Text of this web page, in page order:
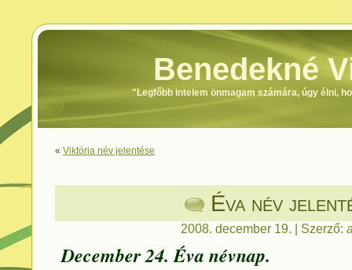
Benedekné
"Legfőbb intelem önmagam számára, úgy élni,
« Viktória név jelentése
Éva név
2008. december 19. | Szerző:
December 24. Éva névnap.